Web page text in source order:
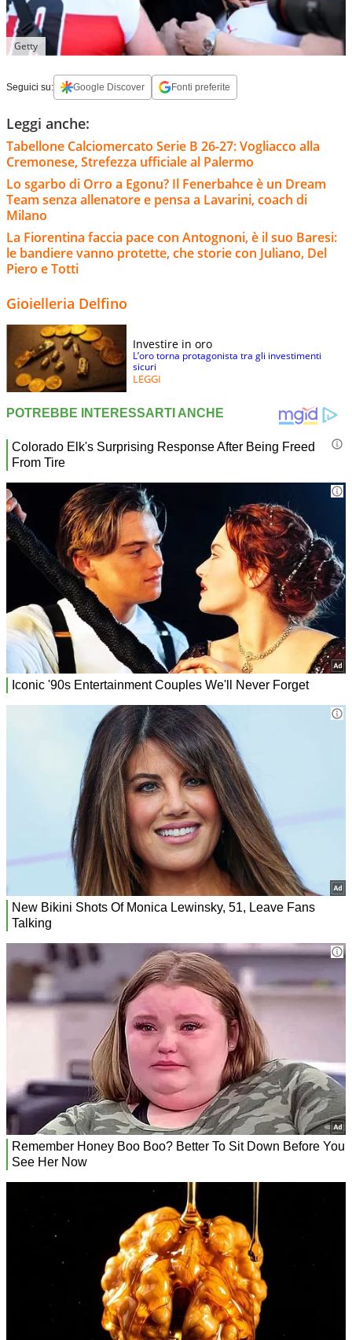
Getty
Seguici su: Google Discover Fonti preferite
Leggi anche:
Tabellone Calciomercato Serie B 26-27: Vogliacco alla
Cremonese, Strefezza ufficiale al Palermo
Lo sgarbo di Orro a Egonu? Il Fenerbahce è un Dream
Team senza allenatore e pensa a Lavarini, coach di
Milano
La Fiorentina faccia pace con Antognoni, è il suo Baresi:
le bandiere vanno protette, che storie con Juliano, Del
Piero e Totti
Gioielleria Delfino
Investire in oro
L’oro torna protagonista tra gli investimenti
sicuri
LEGGI